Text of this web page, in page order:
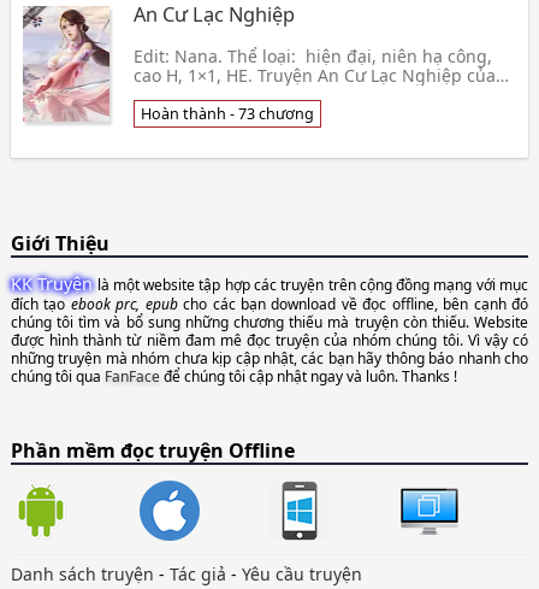
An Cư Lạc Nghiệp
Edit: Nana. Thể loại: hiện đại, niên hạ công,
cao H, 1×1, HE. Truyện An Cư Lạc Nghiệp của
làm 👦 Đại Đao Diễm
Hoàn thành - 73 chương
Giới Thiệu
KK Truyệnlà một website tập hợp các truyện trên cộng đồng mạng với mục
đích tạoebook prc, epubcho các bạn download về đọc offline, bên cạnh đó
chúng tôi tìm và bổ sung những chương thiếu mà truyện còn thiếu. Website
được hình thành từ niềm đam mê đọc truyện của nhóm chúng tôi. Vì vậy có
những truyện mà nhóm chưa kịp cập nhật, các bạn hãy thông báo nhanh cho
chúng tôi qua FanFaceđể chúng tôi cập nhật ngay và luôn. Thanks !
Phần mềm đọc truyện Offline
Danh sách truyện - Tác giả - Yêu cầu truyện